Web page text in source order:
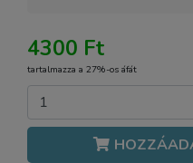
4300 Ft
tartalmazza a 27%-os áfát